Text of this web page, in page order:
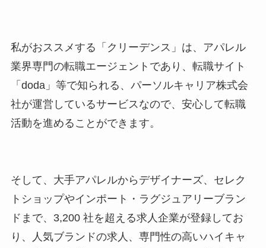
私がおススメする「クリーデンス」は、アパレル
業界専門の転職エージェントであり、転職サイト
「doda」等で知られる、パーソルキャリア株式会
社が運営しているサービスなので、安心して転職
活動を進めることができます。
そして、大手アパレルからデザイナーズ、セレク
トショップやインポート・ラグジュアリーブラン
ドまで、3,200 社を超える求人企業が登録してお
り、人気ブランドの求人、専門性の高いハイキャ